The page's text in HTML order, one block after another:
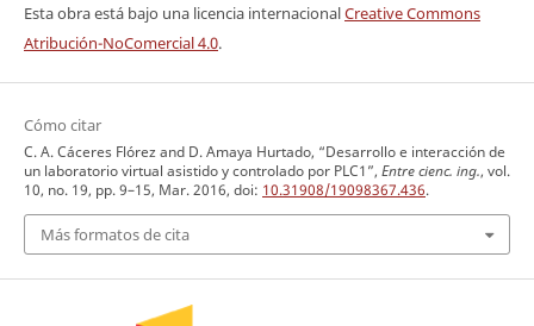
Esta obra está bajo una licencia internacionalCreative Commons
Atribución-NoComercial 4.0.
Cómo citar
C. A. Cáceres Flórez and D. Amaya Hurtado, “Desarrollo e interacción de
un laboratorio virtual asistido y controlado por PLC1”, Entre cienc. ing., vol.
10, no. 19, pp. 9–15, Mar. 2016, doi: 10.31908/19098367.436.
Más formatos de cita